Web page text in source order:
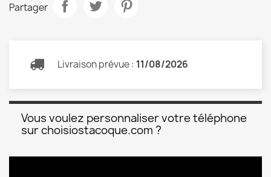
Partager
Livraison prévue : 11/08/2026
Vous voulez personnaliser votre téléphone
sur choisiostacoque.com ?